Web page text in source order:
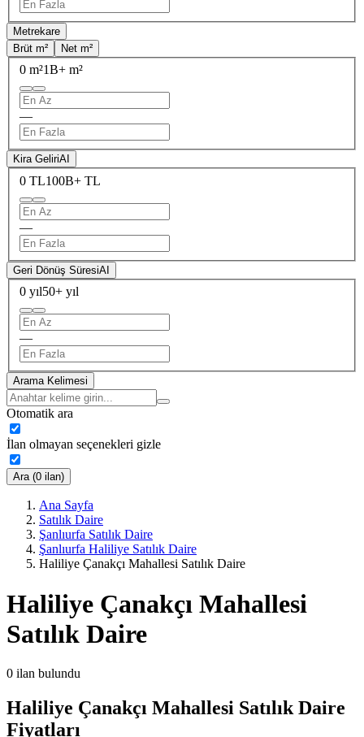
Metrekare
Brüt m²
Net m²
0 m²1B+ m²
—
Kira GeliriAI
0 TL100B+ TL
—
Geri Dönüş SüresiAI
0 yıl50+ yıl
—
Arama Kelimesi
Otomatik ara
İlan olmayan seçenekleri gizle
Ara (0 ilan)
Ana Sayfa
Satılık Daire
Şanlıurfa Satılık Daire
Şanlıurfa Haliliye Satılık Daire
Haliliye Çanakçı Mahallesi Satılık Daire
Haliliye Çanakçı Mahallesi
Satılık Daire
0 ilan bulundu
Haliliye Çanakçı Mahallesi Satılık Daire
Fiyatları